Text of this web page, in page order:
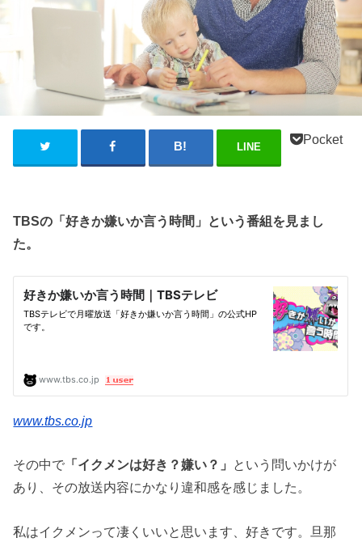
LINE
Pocket
TBSの「好きか嫌いか言う時間」という番組を見まし
た。
www.tbs.co.jp
その中で 「イクメンは好き？嫌い？」 という問いかけが
あり、その放送内容にかなり違和感を感じました。
私はイクメンって凄くいいと思います、好きです。旦那